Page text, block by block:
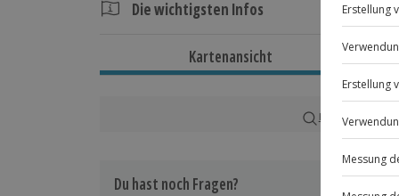
Die wichtigsten Infos
Plane insgesamt rund 1,5 Stunden ein.
Ganzjährig zu bestimmten Terminen
Kartenansicht
Karte in
Du hast noch Fragen?